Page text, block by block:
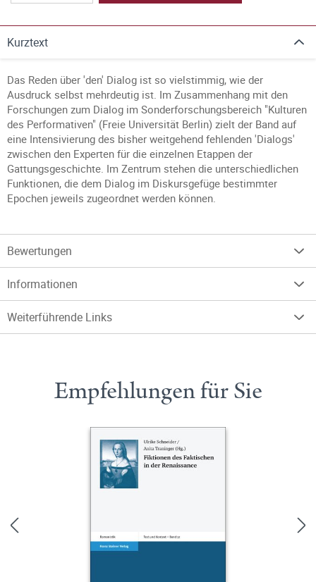
Kurztext
Das Reden über 'den' Dialog ist so vielstimmig, wie der
Ausdruck selbst mehrdeutig ist. Im Zusammenhang mit den
Forschungen zum Dialog im Sonderforschungsbereich "Kulturen
des Performativen" (Freie Universität Berlin) zielt der Band auf
eine Intensivierung des bisher weitgehend fehlenden 'Dialogs'
zwischen den Experten für die einzelnen Etappen der
Gattungsgeschichte. Im Zentrum stehen die unterschiedlichen
Funktionen, die dem Dialog im Diskursgefüge bestimmter
Epochen jeweils zugeordnet werden können.
Bewertungen
Informationen
Weiterführende Links
Empfehlungen für Sie